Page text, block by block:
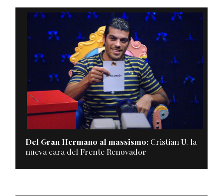
Del Gran Hermano al massismo:Cristian U. la
nueva cara del Frente Renovador